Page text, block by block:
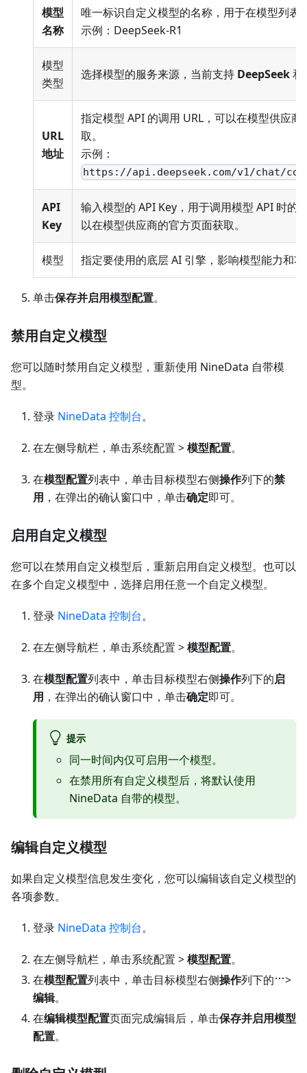
模型
名称
唯一标识自定义模型的名称，用于在模型列表
示例：DeepSeek-R1
模型
类型
选择模型的服务来源，当前支持 DeepSeek和
URL
地址
指定模型 API 的调用 URL，可以在模型供应商
取。
示例：
https://api.deepseek.com/v1/chat/
API
Key
输入模型的 API Key，用于调用模型 API 时的
以在模型供应商的官方页面获取。
模型 指定要使用的底层 AI 引擎，影响模型能力和
单击保存并启用模型配置。
禁用自定义模型
您可以随时禁用自定义模型，重新使用 NineData 自带模
型。
登录 NineData 控制台。
在左侧导航栏，单击系统配置 >模型配置。
在模型配置列表中，单击目标模型右侧操作列下的禁
用 ，在弹出的确认窗口中，单击确定即可。
启用自定义模型
您可以在禁用自定义模型后，重新启用自定义模型。也可以
在多个自定义模型中，选择启用任意一个自定义模型。
登录 NineData 控制台。
在左侧导航栏，单击系统配置 >模型配置。
在模型配置列表中，单击目标模型右侧操作列下的启
用 ，在弹出的确认窗口中，单击确定即可。
提示
同一时间内仅可启用一个模型。
在禁用所有自定义模型后，将默认使用
NineData 自带的模型。
编辑自定义模型
如果自定义模型信息发生变化，您可以编辑该自定义模型的
各项参数。
登录 NineData 控制台。
在左侧导航栏，单击系统配置 >模型配置。
在模型配置列表中，单击目标模型右侧操作列下的
>
编辑。
在编辑模型配置页面完成编辑后，单击保存并启用模型
配置。